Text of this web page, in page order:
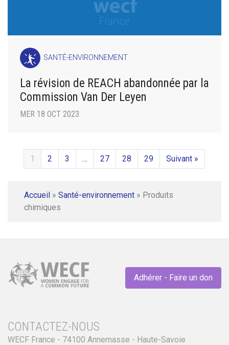
SANTÉ-ENVIRONNEMENT
La révision de REACH abandonnée par la
Commission Van Der Leyen
MER 18 OCT 2023
1 2 3 … 27 28 29 Suivant »
Accueil » Santé-environnement » Produits
chimiques
Adhérer - Faire un don
CONTACTEZ-NOUS
WECF France - 74100 Annemasse - Haute-Savoie